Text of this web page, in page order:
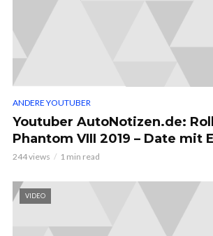
ANDERE YOUTUBER
Youtuber AutoNotizen.de:
Phantom VIII 2019 – Date mit
244 views 1 min read
VIDEO